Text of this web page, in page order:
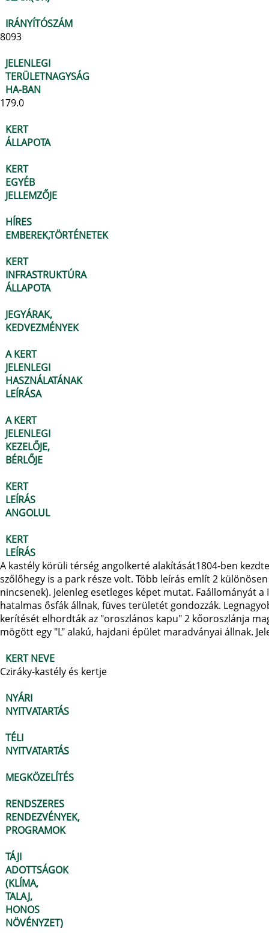
IRÁNYÍTÓSZÁM
8093
JELENLEGI
TERÜLETNAGYSÁG
HA-BAN
179.0
KERT
ÁLLAPOTA
KERT
EGYÉB
JELLEMZŐJE
HÍRES
EMBEREK,TÖRTÉNETEK
KERT
INFRASTRUKTÚRA
ÁLLAPOTA
JEGYÁRAK,
KEDVEZMÉNYEK
A KERT
JELENLEGI
HASZNÁLATÁNAK
LEÍRÁSA
A KERT
JELENLEGI
KEZELŐJE,
BÉRLŐJE
KERT
LEÍRÁS
ANGOLUL
KERT
LEÍRÁS
A kastély körüli térség angolkerté alakítását1804-ben
szőlőhegy is a park része volt. Több leírás említ 2
nincsenek). Jelenleg esetleges képet mutat.
hatalmas ősfák állnak, füves területét gondozzák.
kerítését elhordták az "oroszlános kapu" 2 kőoroszlánja
mögött egy "L" alakú, hajdani épület maradványai állnak.
KERT NEVE
Cziráky-kastély és kertje
NYÁRI
NYITVATARTÁS
TÉLI
NYITVATARTÁS
MEGKÖZELÍTÉS
RENDSZERES
RENDEZVÉNYEK,
PROGRAMOK
TÁJI
ADOTTSÁGOK
(KLÍMA,
TALAJ,
HONOS
NÖVÉNYZET)